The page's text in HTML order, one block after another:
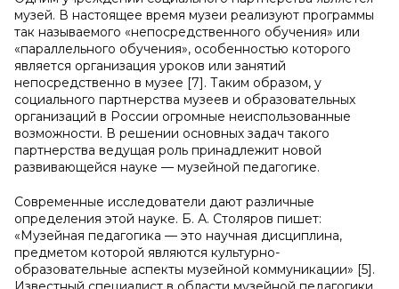
музей. В настоящее время музеи реализуют программы
так называемого «непосредственного обучения» или
«параллельного обучения», особенностью которого
является организация уроков или занятий
непосредственно в музее [7]. Таким образом, у
социального партнерства музеев и образовательных
организаций в России огромные неиспользованные
возможности. В решении основных задач такого
партнерства ведущая роль принадлежит новой
развивающейся науке — музейной педагогике.
Современные исследователи дают различные
определения этой науке. Б. А. Столяров пишет:
«Музейная педагогика — это научная дисциплина,
предметом которой являются культурно-
образовательные аспекты музейной коммуникации» [5].